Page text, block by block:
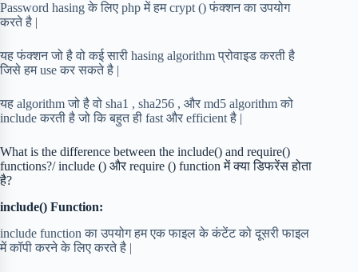
Password hasing के लिए php में हम crypt () फंक्शन का उपयोग
करते है |
यह फंक्शन जो है वो कई सारी hasing algorithm प्रोवाइड करती है
जिसे हम use कर सकते है |
यह algorithm जो है वो sha1 , sha256 , और md5 algorithm को
include करती है जो कि बहुत ही fast और efficient है |
What is the difference between the include() and require()
functions?/ include () और require () function में क्या डिफरेंस होता
है?
include() Function:
include function का उपयोग हम एक फाइल के कंटेंट को दूसरी फाइल
में कॉपी करने के लिए करते है |